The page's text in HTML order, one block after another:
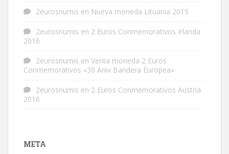
2eurosnumis en Nueva moneda Lituania 2015
2eurosnumis en 2 Euros Conmemorativos Irlanda
2016
2eurosnumis en Venta moneda 2 Euros
Conmemorativos «30 Aniv Bandera Europea»
2eurosnumis en 2 Euros Conmemorativos Austria
2016
META